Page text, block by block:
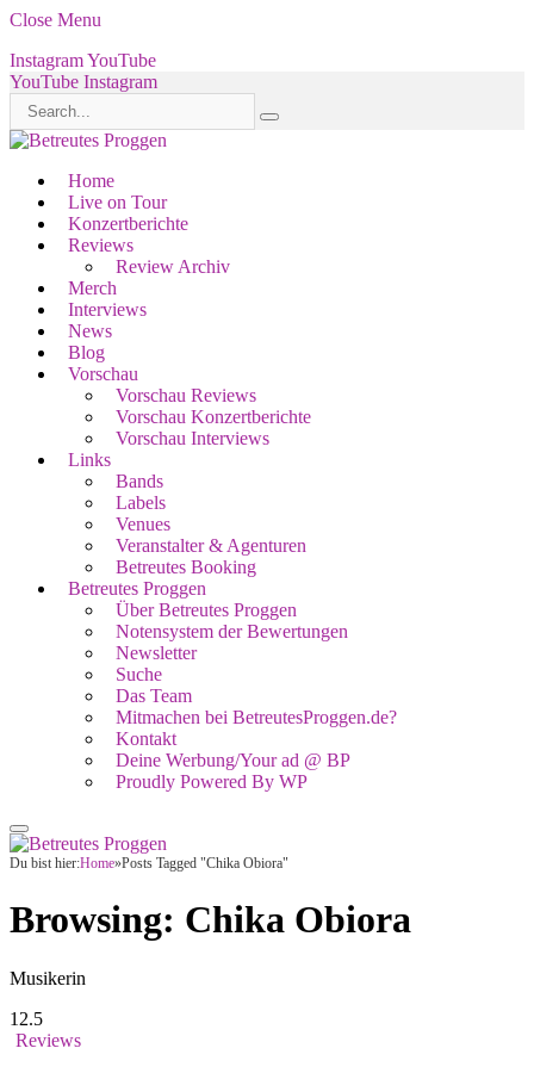
Close Menu
InstagramYouTube
YouTube Instagram
Home
Live on Tour
Konzertberichte
Reviews
Review Archiv
Merch
Interviews
News
Blog
Vorschau
Vorschau Reviews
Vorschau Konzertberichte
Vorschau Interviews
Links
Bands
Labels
Venues
Veranstalter & Agenturen
Betreutes Booking
Betreutes Proggen
Über Betreutes Proggen
Notensystem der Bewertungen
Newsletter
Suche
Das Team
Mitmachen bei BetreutesProggen.de?
Kontakt
Deine Werbung/Your ad @ BP
Proudly Powered By WP
Du bist hier:Home»Posts Tagged "Chika Obiora"
Browsing: Chika Obiora
Musikerin
12.5
Reviews